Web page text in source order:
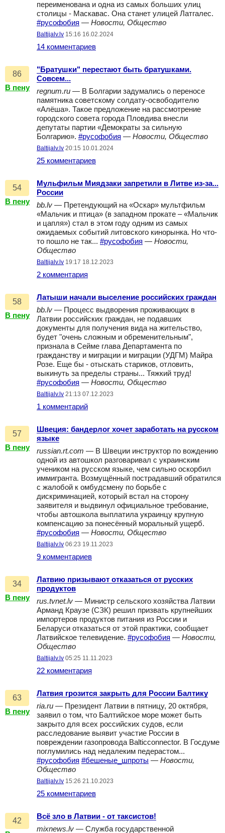
переименована и одна из самых больших улиц
столицы - Маскавас. Она станет улицей Латгалес.
#русофобия — Новости, Общество
Baltijalv.lv 15:16 16.02.2024
14 комментариев
86
В пену
"Братушки" перестают быть братушками.
Совсем...
regnum.ru — В Болгарии задумались о переносе
памятника советскому солдату-освободителю
«Алёша». Такое предложение на рассмотрение
городского совета города Пловдива внесли
депутаты партии «Демократы за сильную
Болгарию». #русофобия — Новости, Общество
Baltijalv.lv 20:15 10.01.2024
25 комментариев
54
В пену
Мульфильм Миядзаки запретили в Литве из-за...
России
bb.lv — Претендующий на «Оскар» мультфильм
«Мальчик и птица» (в западном прокате – «Мальчик
и цапля») стал в этом году одним из самых
ожидаемых событий литовского кинорынка. Но что-
то пошло не так... #русофобия — Новости,
Общество
Baltijalv.lv 19:17 18.12.2023
2 комментария
58
В пену
Латыши начали выселение российских граждан
bb.lv — Процесс выдворения проживающих в
Латвии российских граждан, не подавших
документы для получения вида на жительство,
будет "очень сложным и обременительным",
признала в Сейме глава Департамента по
гражданству и миграции и миграции (УДГМ) Майра
Розе. Еще бы - отыскать стариков, отловить,
выкинуть за пределы страны... Тяжкий труд!
#русофобия — Новости, Общество
Baltijalv.lv 21:13 07.12.2023
1 комментарий
57
В пену
Швеция: бандерлог хочет заработать на русском
языке
russian.rt.com — В Швеции инструктор по вождению
одной из автошкол разговаривал с украинским
учеником на русском языке, чем сильно оскорбил
иммигранта. Возмущённый пострадавший обратился
с жалобой к омбудсмену по борьбе с
дискриминацией, который встал на сторону
заявителя и выдвинул официальное требование,
чтобы автошкола выплатила украинцу крупную
компенсацию за понесённый моральный ущерб.
#русофобия — Новости, Общество
Baltijalv.lv 06:23 19.11.2023
9 комментариев
34
В пену
Латвию призывают отказаться от русских
продуктов
rus.tvnet.lv — Министр сельского хозяйства Латвии
Арманд Краузе (СЗК) решил призвать крупнейших
импортеров продуктов питания из России и
Беларуси отказаться от этой практики, сообщает
Латвийское телевидение. #русофобия — Новости,
Общество
Baltijalv.lv 05:25 11.11.2023
22 комментария
63
В пену
Латвия грозится закрыть для России Балтику
ria.ru — Президент Латвии в пятницу, 20 октября,
заявил о том, что Балтийское море может быть
закрыто для всех российских судов, если
расследование выявит участие России в
повреждении газопровода Balticconnector. В Госдуме
поглумились над недалеким педерастом...
#русофобия #бешеные_шпроты — Новости,
Общество
Baltijalv.lv 15:26 21.10.2023
25 комментариев
42
Всё зло в Латвии - от таксистов!
mixnews.lv — Служба государственной